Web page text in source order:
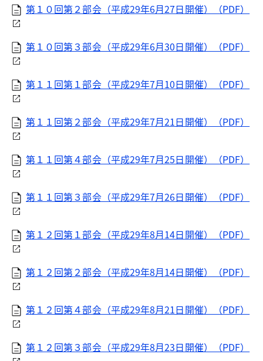
第１０回第２部会（平成29年6月27日開催）（PDF）
第１０回第３部会（平成29年6月30日開催）（PDF）
第１１回第１部会（平成29年7月10日開催）（PDF）
第１１回第２部会（平成29年7月21日開催）（PDF）
第１１回第４部会（平成29年7月25日開催）（PDF）
第１１回第３部会（平成29年7月26日開催）（PDF）
第１２回第１部会（平成29年8月14日開催）（PDF）
第１２回第２部会（平成29年8月14日開催）（PDF）
第１２回第４部会（平成29年8月21日開催）（PDF）
第１２回第３部会（平成29年8月23日開催）（PDF）